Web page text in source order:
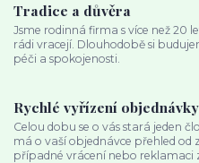
Tradice a důvěra
Jsme rodinná firma s více než 20
rádi vracejí. Dlouhodobě si
péči a spokojenosti.
Rychlé vyřízení objednávky
Celou dobu se o vás stará jeden
má o vaší objednávce přehled od
případné vrácení nebo reklamaci